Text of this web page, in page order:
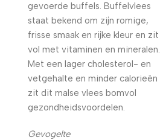
gevoerde buffels. Buffelvlees
staat bekend om zijn romige,
frisse smaak en rijke kleur en zit
vol met vitaminen en mineralen.
Met een lager cholesterol- en
vetgehalte en minder calorieën
zit dit malse vlees bomvol
gezondheidsvoordelen.
Gevogelte